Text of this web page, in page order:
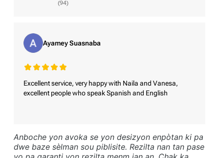
machin yo ki detèmine montan final la.
nan ak foto ak estimasyon reparasyon, menm
si ka gen diskisyon sou pwoblèm ki te la
pèt total.
temwayaj doktè, epi pafwa jounal pèsonèl
sou doulè a. Defi a se pwouve enpak doulè a
genyen sou tan, sitou si blesi ki parèt sou kò
(94)
Ayamey Suasnaba
Excellent service, very happy with Naila and Vanesa,
excellent people who speak Spanish and English
Anboche yon avoka se yon desizyon enpòtan ki pa
dwe baze sèlman sou piblisite. Rezilta nan tan pase